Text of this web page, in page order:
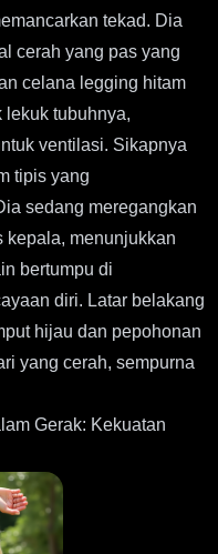
tekad. Dia
cerah yang pas yang
celana legging hitam
lekuk tubuhnya,
ventilasi. Sikapnya
tipis yang
sedang meregangkan
kepala, menunjukkan
bertumpu di
diri. Latar belakang
hijau dan pepohonan
yang cerah, sempurna
Gerak: Kekuatan